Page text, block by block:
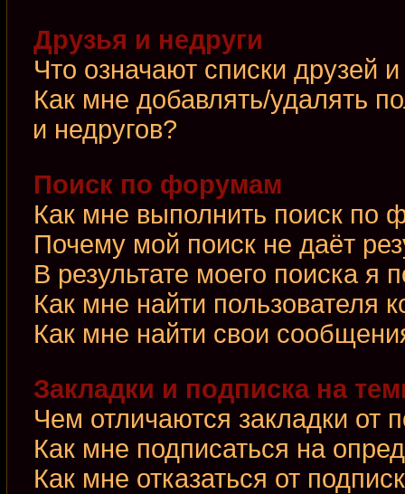
Друзья и недруги
Что означают списки друзей
Как мне добавлять/удалять
и недругов?
Поиск по форумам
Как мне выполнить поиск
Почему мой поиск не даёт
В результате моего поиска я
Как мне найти пользователя
Как мне найти свои
Закладки и подписка на
Чем отличаются закладки от
Как мне подписаться на
Как мне отказаться от